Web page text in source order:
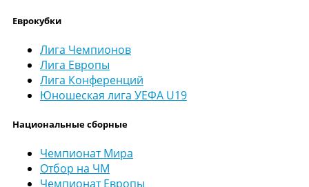
Еврокубки
Лига Чемпионов
Лига Европы
Лига Конференций
Юношеская лига УЕФА U19
Национальные сборные
Чемпионат Мира
Отбор на ЧМ
Чемпионат Европы